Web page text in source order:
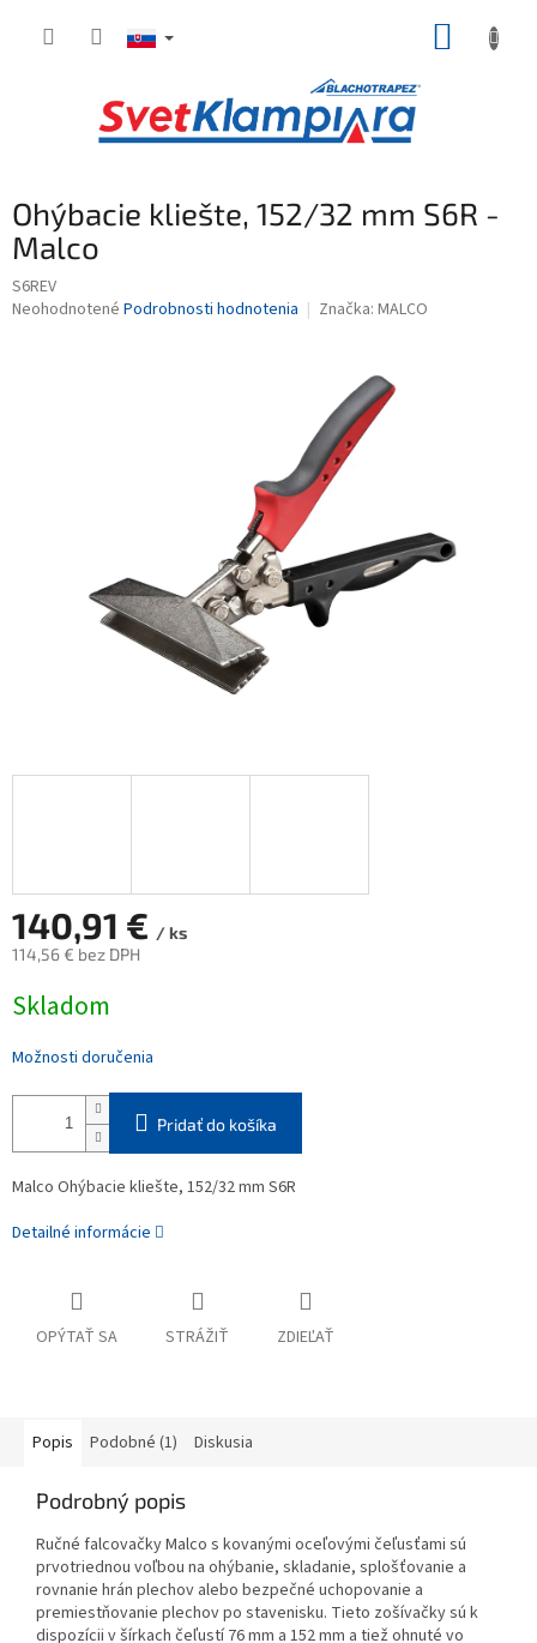
Ohýbacie kliešte, 152/32 mm S6R -
Malco
S6REV
Priemerné
Neohodnotené Podrobnosti hodnotenia Značka: MALCO
140,91 € / ks
114,56 € bez DPH
cena:
Skladom
Možnosti doručenia
Pridať do košíka
Malco Ohýbacie kliešte, 152/32 mm S6R
Detailné informácie
OPÝTAŤ SA STRÁŽIŤ ZDIEĽAŤ
Popis Podobné (1) Diskusia
Podrobný popis
Ručné falcovačky Malco s kovanými oceľovými čeľusťami sú
prvotriednou voľbou na ohýbanie, skladanie, splošťovanie a
rovnanie hrán plechov alebo bezpečné uchopovanie a
premiestňovanie plechov po stavenisku. Tieto zošívačky sú k
dispozícii v šírkach čeľustí 76 mm a 152 mm a tiež ohnuté vo